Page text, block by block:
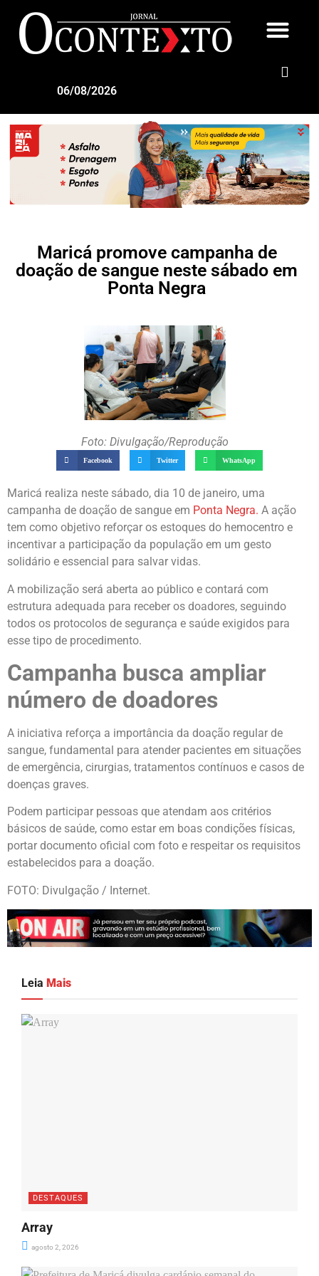
06/08/2026
Maricá promove campanha de
doação de sangue neste sábado em
Ponta Negra
Foto: Divulgação/Reprodução
Facebook Twitter WhatsApp
Maricá realiza neste sábado, dia 10 de janeiro, uma
campanha de doação de sangue em Ponta Negra. A ação
tem como objetivo reforçar os estoques do hemocentro e
incentivar a participação da população em um gesto
solidário e essencial para salvar vidas.
A mobilização será aberta ao público e contará com
estrutura adequada para receber os doadores, seguindo
todos os protocolos de segurança e saúde exigidos para
esse tipo de procedimento.
Campanha busca ampliar
número de doadores
A iniciativa reforça a importância da doação regular de
sangue, fundamental para atender pacientes em situações
de emergência, cirurgias, tratamentos contínuos e casos de
doenças graves.
Podem participar pessoas que atendam aos critérios
básicos de saúde, como estar em boas condições físicas,
portar documento oficial com foto e respeitar os requisitos
estabelecidos para a doação.
FOTO: Divulgação / Internet.
Leia Mais
DESTAQUES
Array
agosto 2, 2026